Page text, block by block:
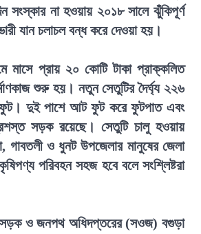
সংস্কার না হওয়ায় ২০১৮ সালে ঝুঁকিপূর্ণ
যান চলাচল বন্ধ করে দেওয়া হয়।
মাসে প্রায় ২০ কোটি টাকা প্রাক্কলিত
শুরু হয়। নতুন সেতুটির দৈর্ঘ্য ২২৬
দুই পাশে আট ফুট করে ফুটপাত এবং
সড়ক রয়েছে। সেতুটি চালু হওয়ায়
গাবতলী ও ধুনট উপজেলার মানুষের জেলা
পরিবহন সহজ হবে বলে সংশ্লিষ্টরা
ও জনপথ অধিদপ্তরের (সওজ) বগুড়া